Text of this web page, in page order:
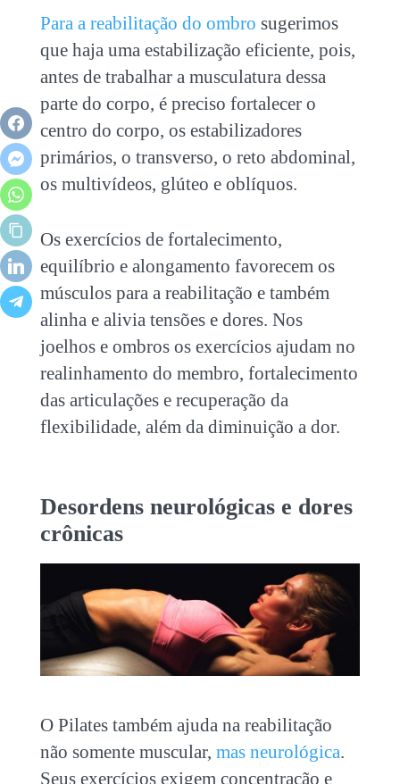
Para a reabilitação do ombro sugerimos
que haja uma estabilização eficiente, pois,
antes de trabalhar a musculatura dessa
parte do corpo, é preciso fortalecer o
centro do corpo, os estabilizadores
primários, o transverso, o reto abdominal,
os multivídeos, glúteo e oblíquos.
Os exercícios de fortalecimento,
equilíbrio e alongamento favorecem os
músculos para a reabilitação e também
alinha e alivia tensões e dores. Nos
joelhos e ombros os exercícios ajudam no
realinhamento do membro, fortalecimento
das articulações e recuperação da
flexibilidade, além da diminuição a dor.
Desordens neurológicas e dores
crônicas
O Pilates também ajuda na reabilitação
não somente muscular, mas neurológica.
Seus exercícios exigem concentração e